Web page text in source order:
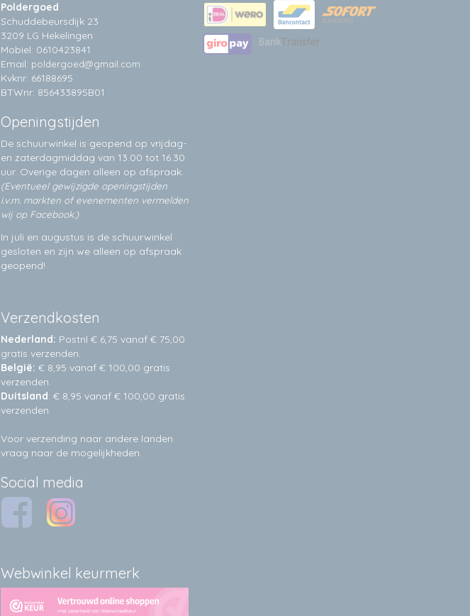
Poldergoed
Schuddebeursdijk 23
3209 LG Hekelingen
Mobiel: 0610423841
Email: poldergoed@gmail.com
Kvknr: 66188695
BTWnr: 856433895B01
Openingstijden
De schuurwinkel is geopend op vrijdag-
en zaterdagmiddag van 13.00 tot 16.30
uur. Overige dagen alleen op afspraak.
(Eventueel gewijzigde openingstijden
i.v.m. markten of evenementen vermelden
wij op Facebook.)
In juli en augustus is de schuurwinkel
gesloten en zijn we alleen op afspraak
geopend!
Verzendkosten
Nederland: Postnl € 6,75 vanaf € 75,00
gratis verzenden.
België: € 8,95 vanaf € 100,00 gratis
verzenden.
Duitsland: € 8,95 vanaf € 100,00 gratis
verzenden.
Voor verzending naar andere landen
vraag naar de mogelijkheden.
Social media
Webwinkel keurmerk